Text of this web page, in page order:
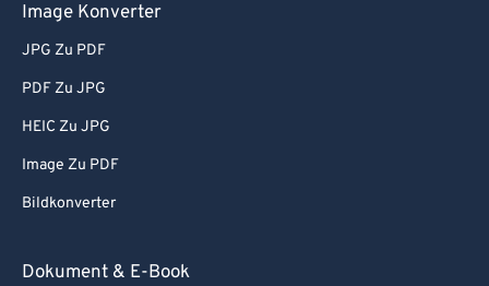
Image Konverter
JPG Zu PDF
PDF Zu JPG
HEIC Zu JPG
Image Zu PDF
Bildkonverter
Dokument & E-Book